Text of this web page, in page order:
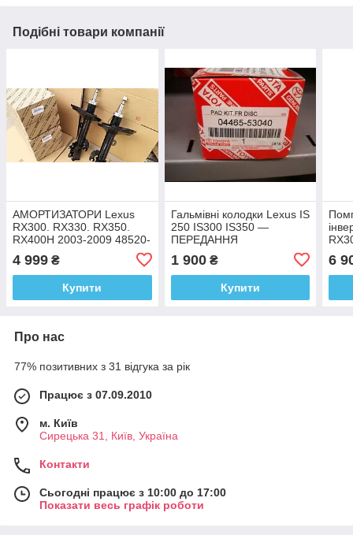
Подібні товари компанії
АМОРТИЗАТОРИ Lexus
RX300. RX330. RX350.
RX400H 2003-2009 48520-
4 999 ₴
Купити
Гальмівні колодки Lexus IS
250 IS300 IS350 —
ПЕРЕДАННЯ
1 900₴
Купити
6
Про нас
77% позитивних з 31 відгука за рік
Працює з 07.09.2010
м. Київ
Сирецька 31, Київ, Україна
Контакти
Сьогодні працює з 10:00 до 17:00
Показати весь графік роботи